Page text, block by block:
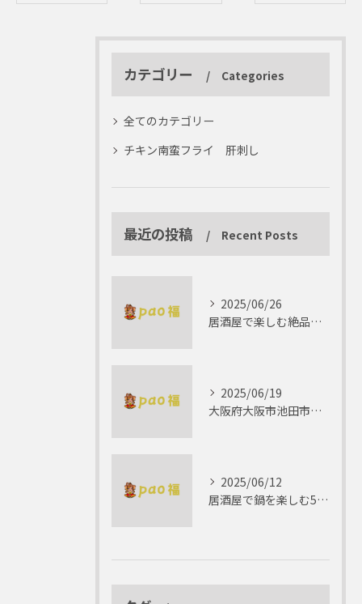
カテゴリー Categories
全てのカテゴリー
チキン南蛮フライ 肝刺し
最近の投稿 Recent Posts
2025/06/26
居酒屋で楽しむ絶品テリーヌの世界
2025/06/19
大阪府大阪市池田市で楽しむしゃぶしゃぶの魅力とは？
2025/06/12
居酒屋で鍋を楽しむ5つの理由 ゆったりとした時間を